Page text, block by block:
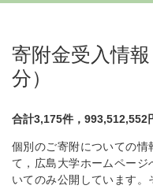
寄附金受入情
分）
合計3,175件，993,512,552
個別のご寄附についての情
て，広島大学ホームペー
いてのみ公開しています